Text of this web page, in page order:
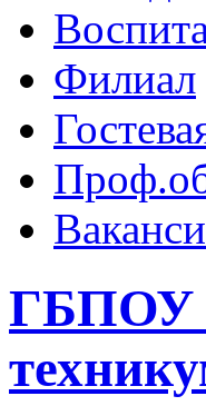
Филиал
ГБПОУ